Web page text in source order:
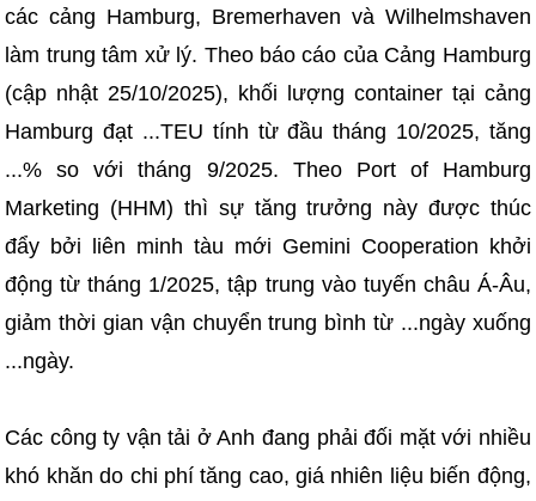
các cảng Hamburg, Bremerhaven và Wilhelmshaven
làm trung tâm xử lý. Theo báo cáo của Cảng Hamburg
(cập nhật 25/10/2025), khối lượng container tại cảng
Hamburg đạt ...TEU tính từ đầu tháng 10/2025, tăng
...% so với tháng 9/2025. Theo Port of Hamburg
Marketing (HHM) thì sự tăng trưởng này được thúc
đẩy bởi liên minh tàu mới Gemini Cooperation khởi
động từ tháng 1/2025, tập trung vào tuyến châu Á-Âu,
giảm thời gian vận chuyển trung bình từ ...ngày xuống
...ngày.
Các công ty vận tải ở Anh đang phải đối mặt với nhiều
khó khăn do chi phí tăng cao, giá nhiên liệu biến động,